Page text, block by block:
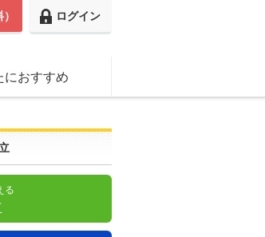
ログイン
におすすめ
る